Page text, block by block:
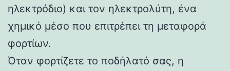
ηλεκτρόδιο) και τον ηλεκτρολύτη, ένα
χημικό μέσο που επιτρέπει τη μεταφορά
φορτίων.
Όταν φορτίζετε το ποδήλατό σας, η